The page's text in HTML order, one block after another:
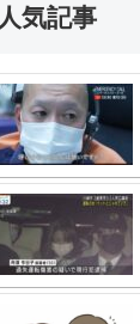
人気記事